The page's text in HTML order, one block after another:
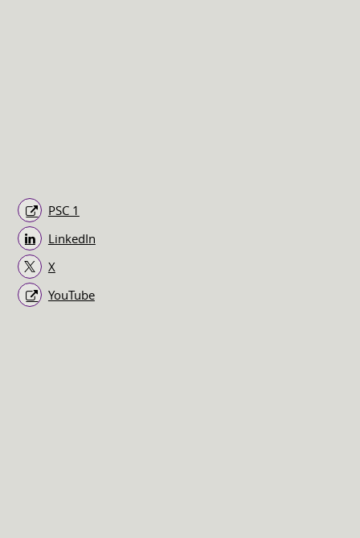
PSC 1
LinkedIn
X
YouTube